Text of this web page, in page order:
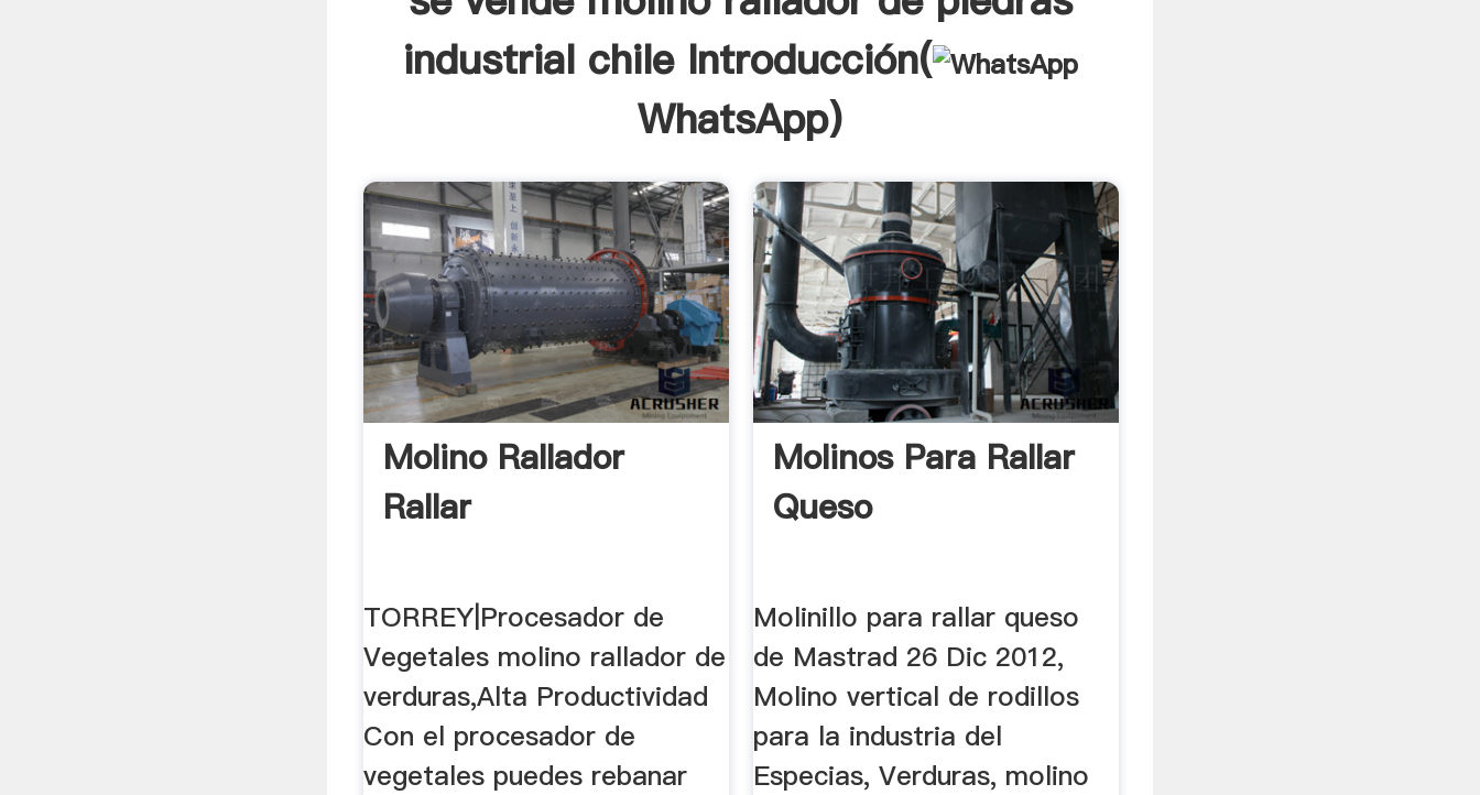
industrial chile Introducción(
WhatsApp)
Molino Rallador
Rallar
TORREY|Procesador de
Vegetales molino rallador de
verduras,Alta Productividad
Con el procesador de
vegetales puedes rebanar
Molinos Para Rallar
Queso
Molinillo para rallar queso
de Mastrad 26 Dic 2012,
Molino vertical de rodillos
para la industria del
Especias, Verduras, molino